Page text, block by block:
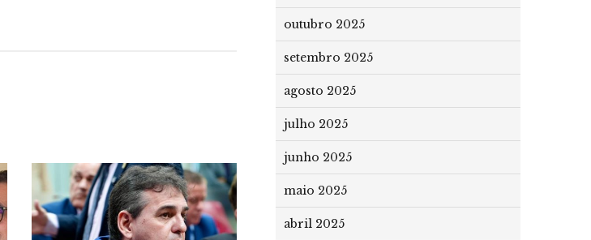
outubro 2025
setembro 2025
agosto 2025
julho 2025
junho 2025
maio 2025
abril 2025